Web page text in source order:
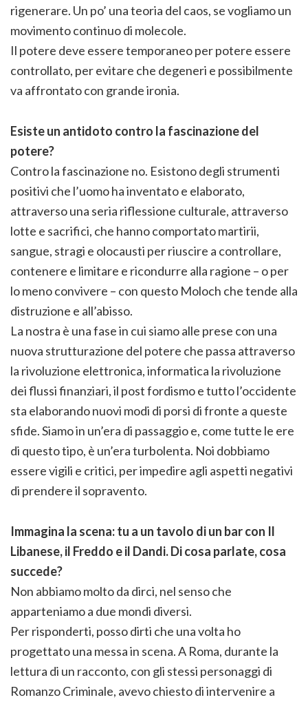
rigenerare. Un po’ una teoria del caos, se vogliamo un
movimento continuo di molecole.
Il potere deve essere temporaneo per potere essere
controllato, per evitare che degeneri e possibilmente
va affrontato con grande ironia.
Esiste un antidoto contro la fascinazione del
potere?
Contro la fascinazione no. Esistono degli strumenti
positivi che l’uomo ha inventato e elaborato,
attraverso una seria riflessione culturale, attraverso
lotte e sacrifici, che hanno comportato martirii,
sangue, stragi e olocausti per riuscire a controllare,
contenere e limitare e ricondurre alla ragione – o per
lo meno convivere – con questo Moloch che tende alla
distruzione e all’abisso.
La nostra è una fase in cui siamo alle prese con una
nuova strutturazione del potere che passa attraverso
la rivoluzione elettronica, informatica la rivoluzione
dei flussi finanziari, il post fordismo e tutto l’occidente
sta elaborando nuovi modi di porsi di fronte a queste
sfide. Siamo in un’era di passaggio e, come tutte le ere
di questo tipo, è un’era turbolenta. Noi dobbiamo
essere vigili e critici, per impedire agli aspetti negativi
di prendere il sopravento.
Immagina la scena: tu a un tavolo di un bar con Il
Libanese, il Freddo e il Dandi. Di cosa parlate, cosa
succede?
Non abbiamo molto da dirci, nel senso che
apparteniamo a due mondi diversi.
Per risponderti, posso dirti che una volta ho
progettato una messa in scena. A Roma, durante la
lettura di un racconto, con gli stessi personaggi di
Romanzo Criminale, avevo chiesto di intervenire a